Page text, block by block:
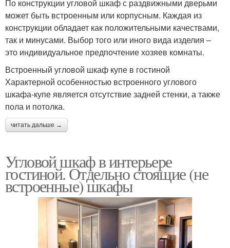
По конструкции угловой шкаф с раздвижными дверьми
может быть встроенным или корпусным. Каждая из
конструкции обладает как положительными качествами,
так и минусами. Выбор того или иного вида изделия –
это индивидуальное предпочтение хозяев комнаты.
Встроенный угловой шкаф купе в гостиной
Характерной особенностью встроенного углового
шкафа-купе является отсутствие задней стенки, а также
пола и потолка.
читать дальше →
Угловой шкаф в интерьере
гостиной. Отдельно стоящие (не
встроенные) шкафы